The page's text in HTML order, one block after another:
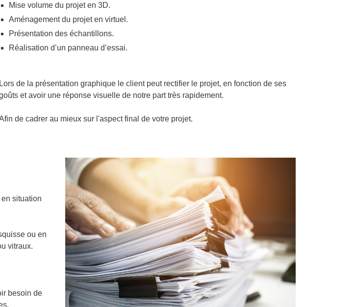
Mise volume du projet en 3D.
Aménagement du projet en virtuel.
Présentation des échantillons.
Réalisation d’un panneau d’essai.
Lors de la présentation graphique le client peut rectifier le projet, en fonction de ses
et avoir une réponse visuelle de notre part très rapidement.
de cadrer au mieux sur l'aspect final de votre projet.
situation
ou en
vitraux.
besoin de